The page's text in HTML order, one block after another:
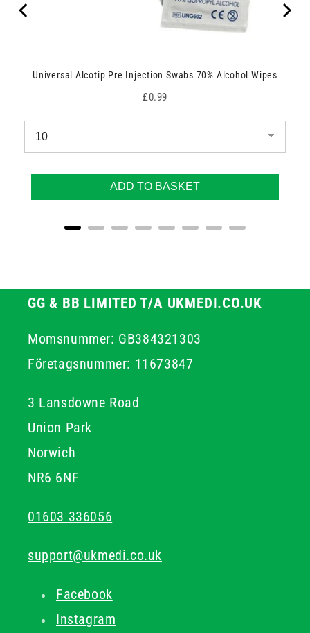
Universal Alcotip Pre Injection Swabs 70% Alcohol Wipes
Price
£0.99
ADD TO BASKET
GG & BB LIMITED T/A UKMEDI.CO.UK
Momsnummer: GB384321303
Företagsnummer: 11673847
3 Lansdowne Road
Union Park
Norwich
NR6 6NF
01603 336056
support@ukmedi.co.uk
Facebook
Instagram